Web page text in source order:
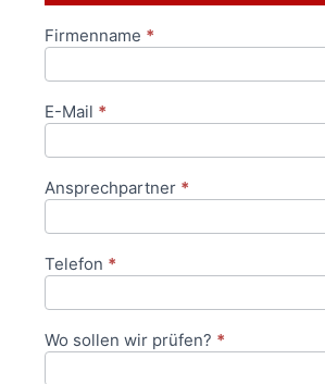
Anfrageformular
Firmenname *
E-Mail *
Ansprechpartner *
Telefon *
Wo sollen wir prüfen? *